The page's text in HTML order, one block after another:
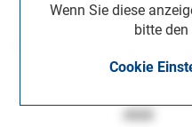
Wenn Sie diese
bitte den
Cookie